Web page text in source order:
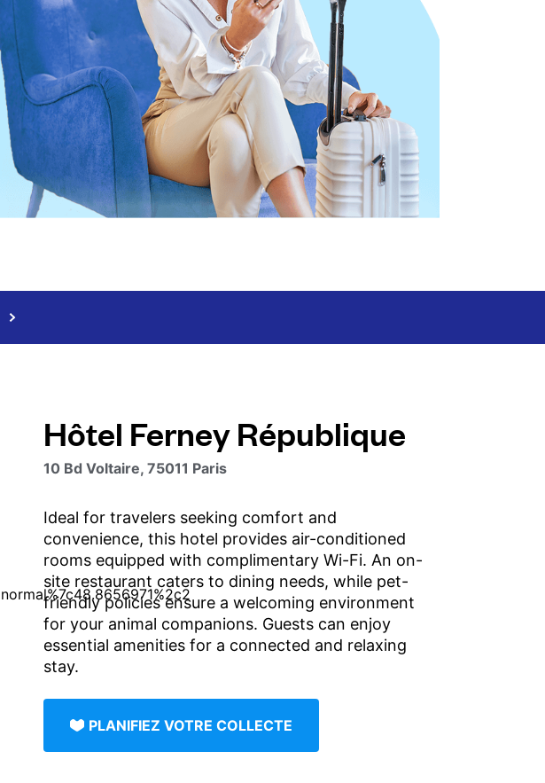
Hôtel Ferney République
10 Bd Voltaire, 75011 Paris
Ideal for travelers seeking comfort and
convenience, this hotel provides air-conditioned
rooms equipped with complimentary Wi-Fi. An on-
site restaurant caters to dining needs, while pet-
friendly policies ensure a welcoming environment
for your animal companions. Guests can enjoy
essential amenities for a connected and relaxing
stay.
PLANIFIEZ VOTRE COLLECTE